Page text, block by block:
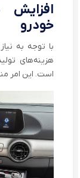
افزایش
خودرو
با توجه به
هزینه‌های
است. این امر